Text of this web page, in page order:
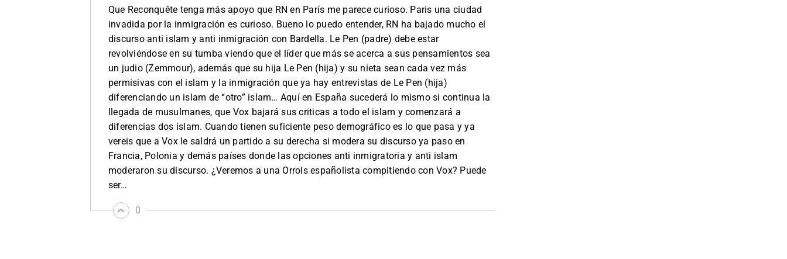
Que Reconquête tenga más apoyo que RN en París me parece curioso. Paris una ciudad
invadida por la inmigración es curioso. Bueno lo puedo entender, RN ha bajado mucho el
discurso anti islam y anti inmigración con Bardella. Le Pen (padre) debe estar
revolviéndose en su tumba viendo que el líder que más se acerca a sus pensamientos sea
un judio (Zemmour), además que su hija Le Pen (hija) y su nieta sean cada vez más
permisivas con el islam y la inmigración que ya hay entrevistas de Le Pen (hija)
diferenciando un islam de “otro” islam… Aquí en España sucederá lo mismo si continua la
llegada de musulmanes, que Vox bajará sus criticas a todo el islam y comenzará a
diferencias dos islam. Cuando tienen suficiente peso demográfico es lo que pasa y ya
vereis que a Vox le saldrá un partido a su derecha si modera su discurso ya paso en
Francia, Polonia y demás países donde las opciones anti inmigratoria y anti islam
moderaron su discurso. ¿Veremos a una Orrols españolista compitiendo con Vox? Puede
ser…
0